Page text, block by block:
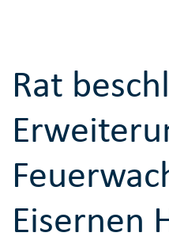
Rat
Eisernen